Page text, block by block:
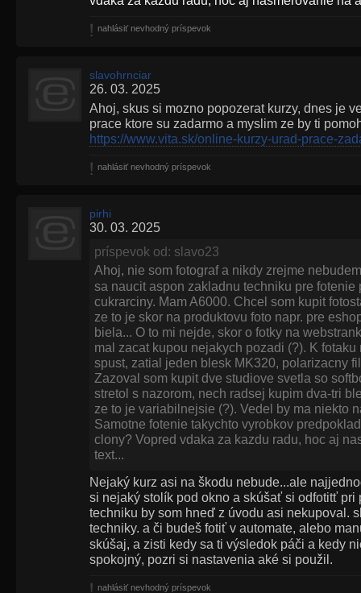
nahlásiť nevhodný príspevok
slavohrnciar
26. 03. 2025
Ahoj, skus si mozno popozerat kurzy, dnes je
prace ktore su zadarmo a myslim ze by ti
https://www.vita.sk/online-kurzy-urad-prace-
nahlásiť nevhodný príspevok
pirhi
30. 03. 2025
príspevok od: slavo23
Ahoj, nie som fotograf a nikdy zrejme
sa naucit aspon zakladnu techniku pre
cukrarciny. Mam A6000. Chcel som kupit
ze to je skor na produktovu foto napr. pre
biela... O to mi nejde, skor o fotky na
mal zacat kupou nejakych pozadi (?). K
spust, zatial jeden blesk MK320, polarizacny
Zazoval som kupit dve studiove svetla so
stretol s nazorom, nech radsej kupim dva-tri
ze to je variabilnejsie (?). Vedel by ma niekto
Samotne fotenie takychto vyrobkov
clony? Vopred vdaka za kazdu radu, hoc aj
text...
Nejaký kurz asi na škodu nebude...ale
si nejaký stolík pod okno a skúšať si odfotitť pri
techniku by som hneď z úvodu asi nekupoval.
techniky. a či budeš fotiť v automate, alebo
skúšaj, a zisti kedy sa ti výsledok páči a kedy
spokojný, pozri si nastavenia aké si použil.
nahlásiť nevhodný príspevok